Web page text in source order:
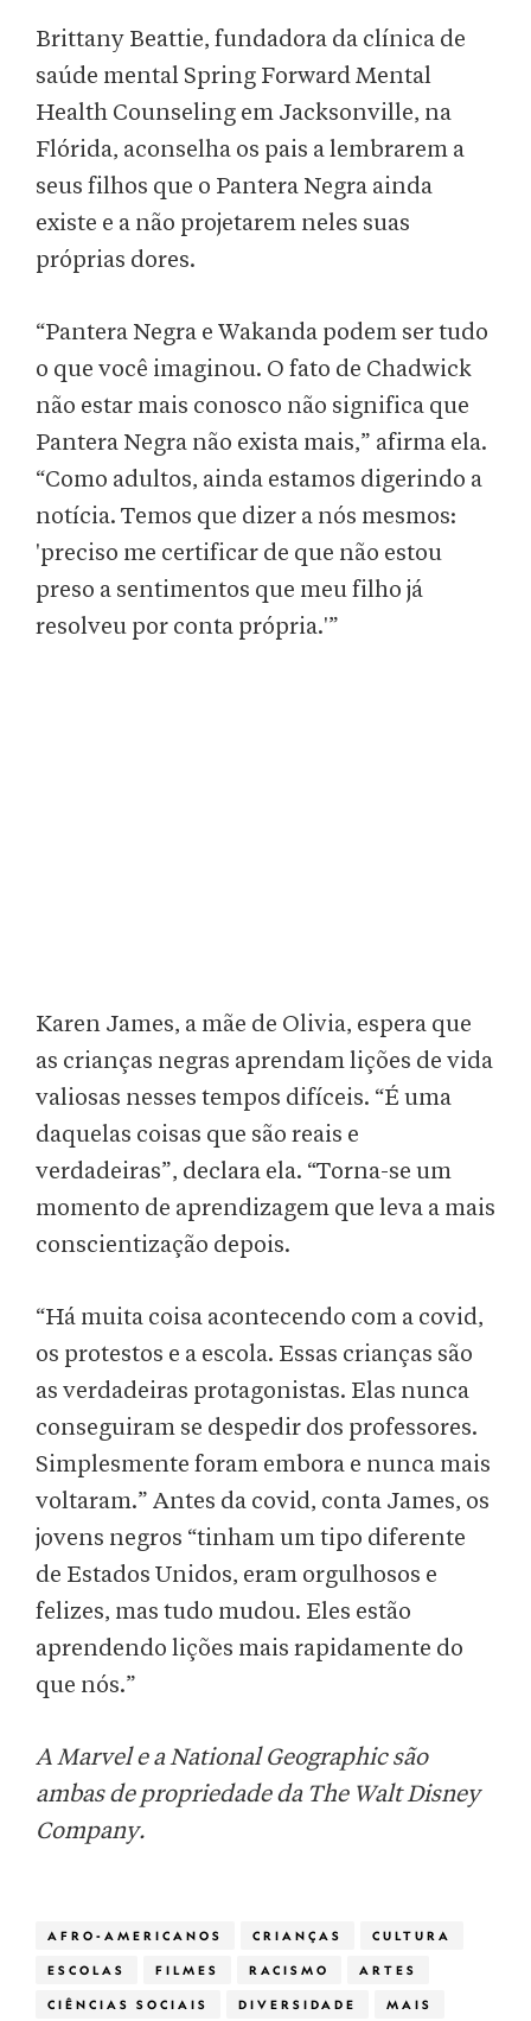
Brittany Beattie, fundadora da clínica de
saúde mental Spring Forward Mental
Health Counseling em Jacksonville, na
Flórida, aconselha os pais a lembrarem a
seus filhos que o Pantera Negra ainda
existe e a não projetarem neles suas
próprias dores.
“Pantera Negra e Wakanda podem ser tudo
o que você imaginou. O fato de Chadwick
não estar mais conosco não significa que
Pantera Negra não exista mais,” afirma ela.
“Como adultos, ainda estamos digerindo a
notícia. Temos que dizer a nós mesmos:
'preciso me certificar de que não estou
preso a sentimentos que meu filho já
resolveu por conta própria.'”
Karen James, a mãe de Olivia, espera que
as crianças negras aprendam lições de vida
valiosas nesses tempos difíceis. “É uma
daquelas coisas que são reais e
verdadeiras”, declara ela. “Torna-se um
momento de aprendizagem que leva a mais
conscientização depois.
“Há muita coisa acontecendo com a covid,
os protestos e a escola. Essas crianças são
as verdadeiras protagonistas. Elas nunca
conseguiram se despedir dos professores.
Simplesmente foram embora e nunca mais
voltaram.” Antes da covid, conta James, os
jovens negros “tinham um tipo diferente
de Estados Unidos, eram orgulhosos e
felizes, mas tudo mudou. Eles estão
aprendendo lições mais rapidamente do
que nós.”
A Marvel e a National Geographic são
ambas de propriedade da The Walt Disney
Company.
AFRO-AMERICANOS CRIANÇAS CULTURA
ESCOLAS FILMES RACISMO ARTES
CIÊNCIAS SOCIAIS DIVERSIDADE MAIS